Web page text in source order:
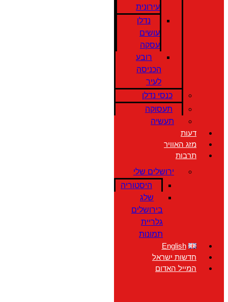
עירונית
נדלן
עושים
עסקה
רובע
הכניסה
לעיר
כנסי נדלן
תעסוקה
תעשיה
דעות
מזג האוויר
תרבות
ירושלים שלי
היסטוריה
שלג
בירושלים
גלריית
תמונות
English
חדשות ישראל
המייל האדום